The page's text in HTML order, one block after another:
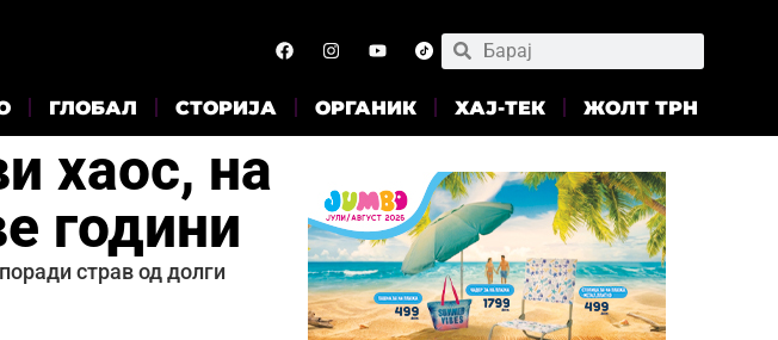
ГЛОБАЛ СТОРИЈА ОРГАНИК ХАЈ-ТЕК ЖОЛТ ТРН
хаос, на
години
страв од долги